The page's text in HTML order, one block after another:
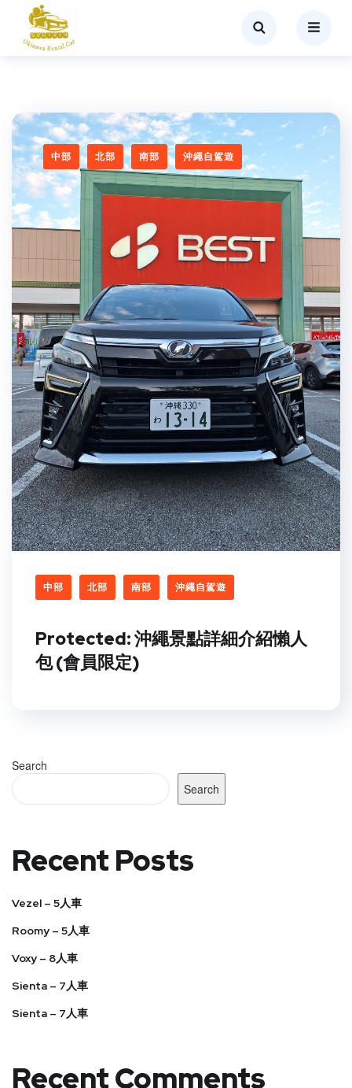
中部 北部 南部 沖繩自駕遊
中部 北部 南部 沖繩自駕遊
Protected: 沖繩景點詳細介紹懶人
包 (會員限定)
Search
Search
Recent Posts
Vezel – 5人車
Roomy – 5人車
Voxy – 8人車
Sienta – 7人車
Sienta – 7人車
Recent Comments